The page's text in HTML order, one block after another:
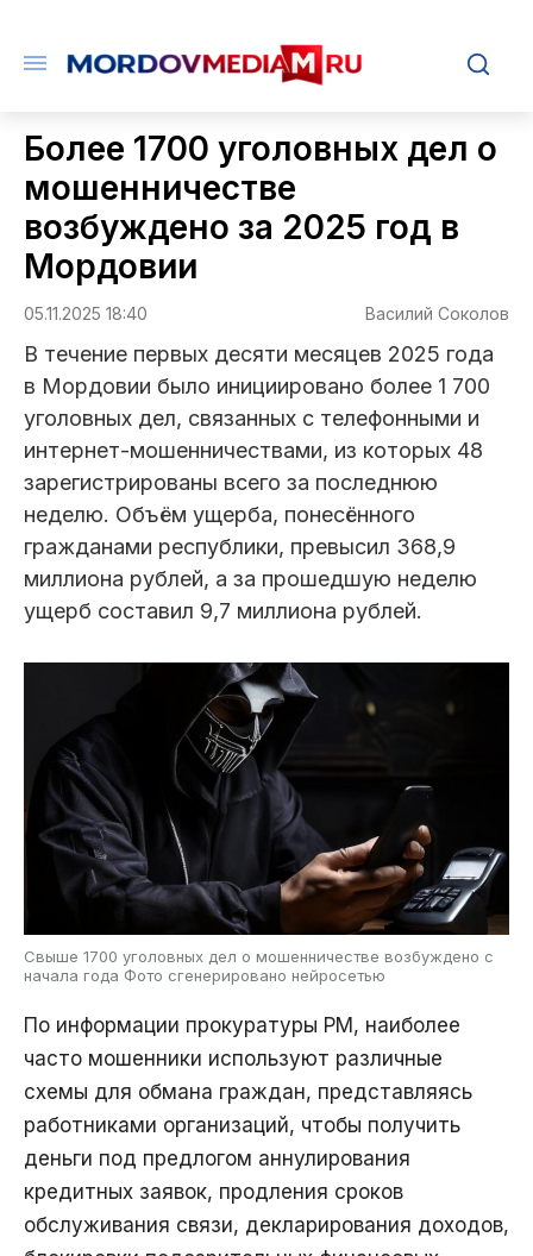
Более 1700 уголовных дел о
мошенничестве
возбуждено за 2025 год в
Мордовии
05.11.2025 18:40 Василий Соколов
В течение первых десяти месяцев 2025 года
в Мордовии было инициировано более 1 700
уголовных дел, связанных с телефонными и
интернет-мошенничествами, из которых 48
зарегистрированы всего за последнюю
неделю. Объём ущерба, понесённого
гражданами республики, превысил 368,9
миллиона рублей, а за прошедшую неделю
ущерб составил 9,7 миллиона рублей.
Свыше 1700 уголовных дел о мошенничестве возбуждено с
начала года Фото сгенерировано нейросетью
По информации прокуратуры РМ, наиболее
часто мошенники используют различные
схемы для обмана граждан, представляясь
работниками организаций, чтобы получить
деньги под предлогом аннулирования
кредитных заявок, продления сроков
обслуживания связи, декларирования доходов,